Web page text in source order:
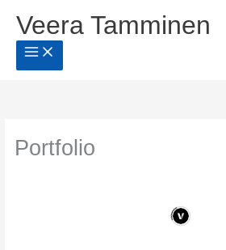
sisältöön
Veera Tamminen
Portfolio